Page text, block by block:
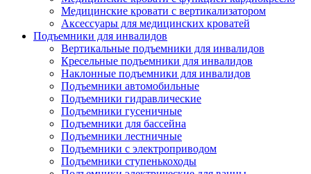
Медицинские кровати с вертикализатором
Аксессуары для медицинских кроватей
Подъемники для инвалидов
Вертикальные подъемники для инвалидов
Кресельные подъемники для инвалидов
Наклонные подъемники для инвалидов
Подъемники автомобильные
Подъемники гидравлические
Подъемники гусеничные
Подъемники для бассейна
Подъемники лестничные
Подъемники с электроприводом
Подъемники ступенькоходы